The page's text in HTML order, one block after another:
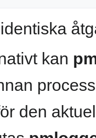
kan
den